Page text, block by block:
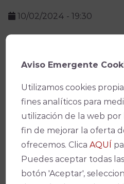
10/02/2024 - 19:30
Por invitación
Promotor
Asociación Carnavalesca
Facebook
X
Aviso Emergente
Utilizamos cookies
fines analíticos para
utilización de la web por
fin de mejorar la oferta
ofrecemos. ClicaAQUÍ
Puedes aceptar todas
botón 'Aceptar',